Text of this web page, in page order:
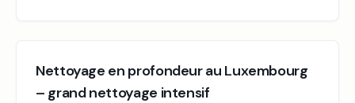
Nettoyage en profondeur au Luxembourg
– grand nettoyage intensif